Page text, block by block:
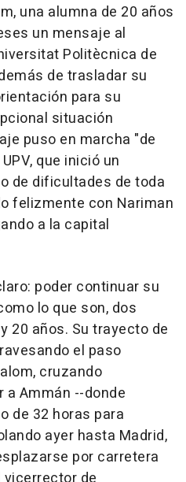
una alumna de 20 años
un mensaje al
Politècnica de
de trasladar su
para su
situación
puso en marcha "de
que inició un
de dificultades de toda
felizmente con Nariman
a la capital
poder continuar su
lo que son, dos
20 años. Su trayecto de
el paso
cruzando
Ammán --donde
de 32 horas para
ayer hasta Madrid,
por carretera